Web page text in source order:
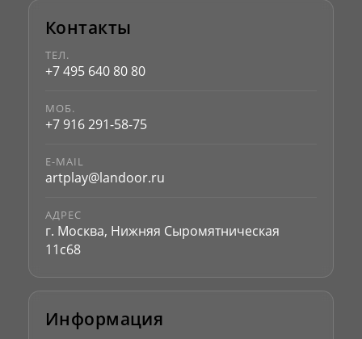
Контакты
ТЕЛ.
+7 495 640 80 80
МОБ.
+7 916 291-58-75
E-MAIL
artplay@landoor.ru
АДРЕС
г. Москва, Нижняя Сыромятническая
11с68
Информация